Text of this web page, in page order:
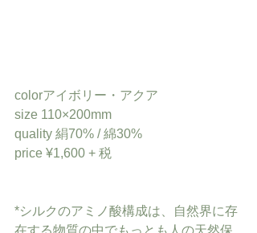
colorアイボリー・アクア
size 110×200mm
quality 絹70% / 綿30%
price ¥1,600 + 税
*シルクのアミノ酸構成は、自然界に存
在する物質の中でもっとも人の天然保